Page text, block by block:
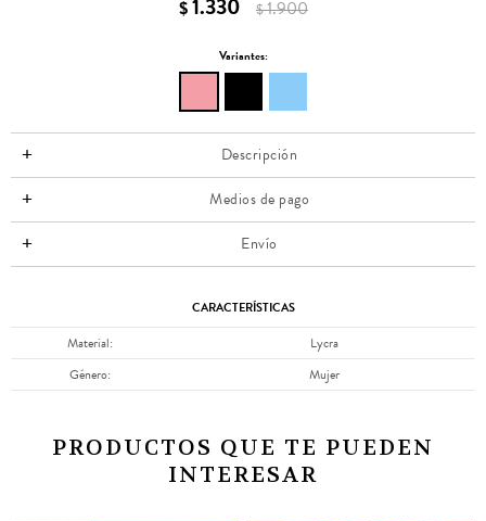
$1.330 $1.900
Variantes:
Descripción
Medios de pago
Envío
CARACTERÍSTICAS
Material
Lycra
Género
Mujer
PRODUCTOS QUE TE PUEDEN
INTERESAR